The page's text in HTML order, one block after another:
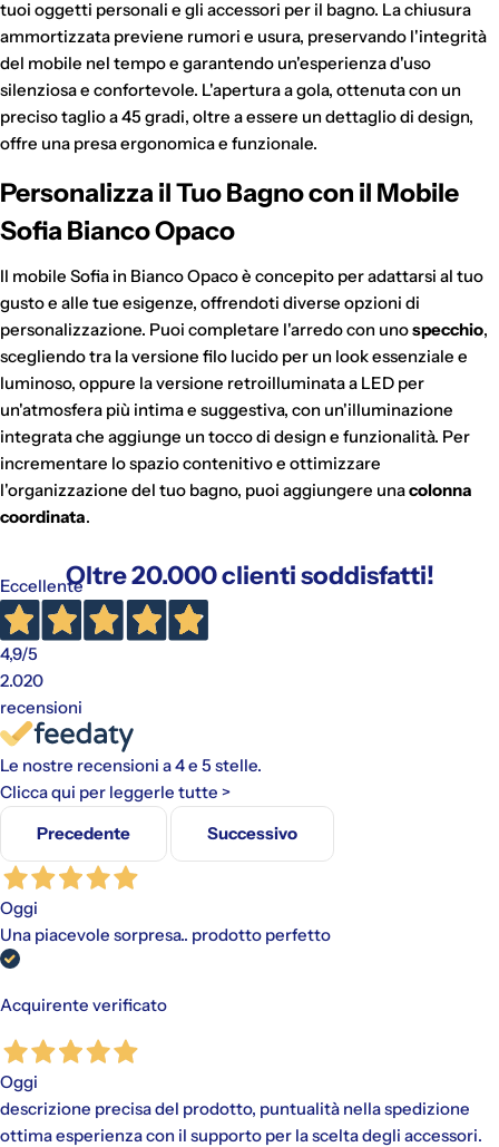
Gli addebiti avverranno automaticamente sul metodo di
è un finanziamento senza interessi per gli
acquisti idonei (da €30,00 a €2.000,00).
Disponibile con PayPal e tramite Scalapay (VISA, Mastercard
e AMEX).
Al momento dell'acquisto, viene effettuato un pagamento
eventuali costi di spedizione calcolati al checkout.
tuoi oggetti personali e gli accessori per il bagno. La chiusura
ammortizzata previene rumori e usura, preservando l'integrità
del mobile nel tempo e garantendo un'esperienza d'uso
silenziosa e confortevole. L'apertura a gola, ottenuta con un
preciso taglio a 45 gradi, oltre a essere un dettaglio di design,
offre una presa ergonomica e funzionale.
Personalizza il Tuo Bagno con il Mobile
Sofia Bianco Opaco
Il mobile Sofia in Bianco Opaco è concepito per adattarsi al tuo
gusto e alle tue esigenze, offrendoti diverse opzioni di
personalizzazione. Puoi completare l'arredo con unospecchio,
scegliendo tra la versione filo lucido per un look essenziale e
luminoso, oppure la versione retroilluminata a LED per
un'atmosfera più intima e suggestiva, con un'illuminazione
integrata che aggiunge un tocco di design e funzionalità. Per
incrementare lo spazio contenitivo e ottimizzare
l'organizzazione del tuo bagno, puoi aggiungere unacolonna
coordinata.
Oltre 20.000 clienti soddisfatti!
Eccellente
4,9/5
2.020
recensioni
Le nostre recensioni a 4 e 5 stelle.
Clicca qui per leggerle tutte >
Precedente
Successivo
Oggi
Una piacevole sorpresa.. prodotto perfetto
Acquirente verificato
Oggi
descrizione precisa del prodotto, puntualità nella spedizione
ottima esperienza con il supporto per la scelta degli accessori.